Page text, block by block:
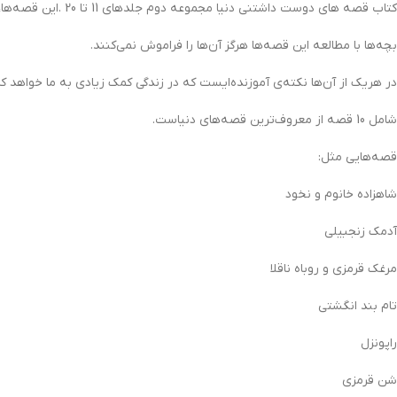
کتاب قصه های دوست داشتنی دنیا مجموعه دوم جلدهای 11 تا 20 .این قصه‌ها، به بیش‌تر زبان‌های دنیا ترجمه شده‌اند و میلیون‌ها نفر آن‌ها را خوانده‌اند و می‌خوانند.
بچه‌ها با مطالعه این قصه‌ها هرگز آن‌ها را فراموش نمی‌کنند.
در هریک از آن‌ها نکته‌ی آموزنده‌ایست که در زندگی کمک زیادی به ما خواهد
شامل 10 قصه از معروف‌ترین قصه‌های دنیاست.
قصه‌هایی مثل:
شاهزاده خانوم و نخود
آدمک زنجبیلی
مرغک قرمزی و روباه ناقلا
تام بند انگشتی
راپونزل
شن قرمزی